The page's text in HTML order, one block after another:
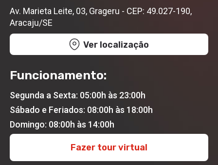
Av. Marieta Leite, 03, Grageru - CEP: 49.027-190,
Aracaju/SE
Ver localização
Funcionamento:
Segunda a Sexta: 05:00h às 23:00h
Sábado e Feriados: 08:00h às 18:00h
Domingo: 08:00h às 14:00h
Fazer tour virtual